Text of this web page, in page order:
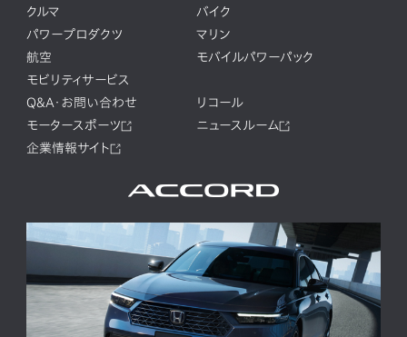
クルマ
バイク
パワープロダクツ
マリン
航空
モバイルパワーパック
モビリティサービス
Q&A・お問い合わせ
リコール
モータースポーツ
ニュースルーム
企業情報サイト